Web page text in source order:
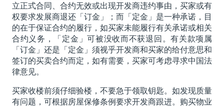
立正式合同、合约无效或出现开发商违约事由，买家或有
权要求发展商退还「订金」；而「定金」是一种承诺，目
的在于保证合约的履行，如买家未能履行有关承诺或相关
合约义务，「定金」可被没收而不获退回。有关款项属
「订金」还是「定金」须视乎开发商和买家的给付意思和
签订的买卖合约而定，如有需要，买家可考虑寻求中国法
律意见。
买家收楼前须仔细验楼，不要急于领取钥匙。如发现质量
有问题，可根据房屋保修条例要求开发商跟进。购买物业